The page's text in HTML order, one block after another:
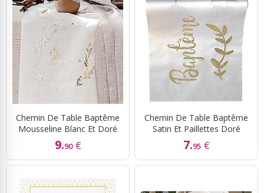
Chemin De Table Baptême
Mousseline Blanc Et Doré
9.90 €
Chemin De Table Baptême
Satin Et Paillettes Doré
7.95 €